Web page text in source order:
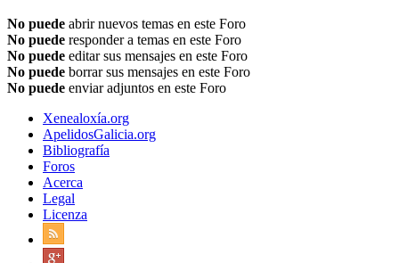
No puede abrir nuevos temas en este Foro
No puede responder a temas en este Foro
No puede editar sus mensajes en este Foro
No puede borrar sus mensajes en este Foro
No puede enviar adjuntos en este Foro
Xenealoxía.org
ApelidosGalicia.org
Bibliografía
Foros
Acerca
Legal
Licenza